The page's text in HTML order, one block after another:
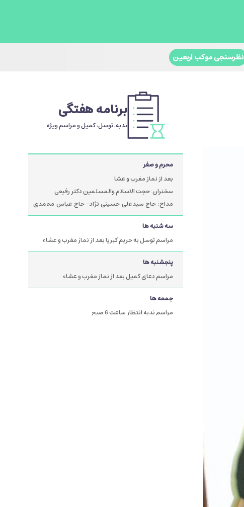
نظرسنجی موکب اربعین
برنامه هفتگی
ندبه، توسل، کمیل و مراسم ویژه
محرم و صفر
بعد از نماز مغرب و عشا
سخنران: حجت الاسلام والمسلمین دکتر رفیعی
مداح: حاج سیدعلی حسینی نژاد- حاج عباس محمدی
پور
سه شنبه ها
مراسم توسل به حریم کبریا بعد از نماز مغرب و عشاء
پنجشنبه ها
مراسم دعای کمیل بعد از نماز مغرب و عشاء
جمعه ها
مراسم ندبه انتظار ساعت 6 صبح